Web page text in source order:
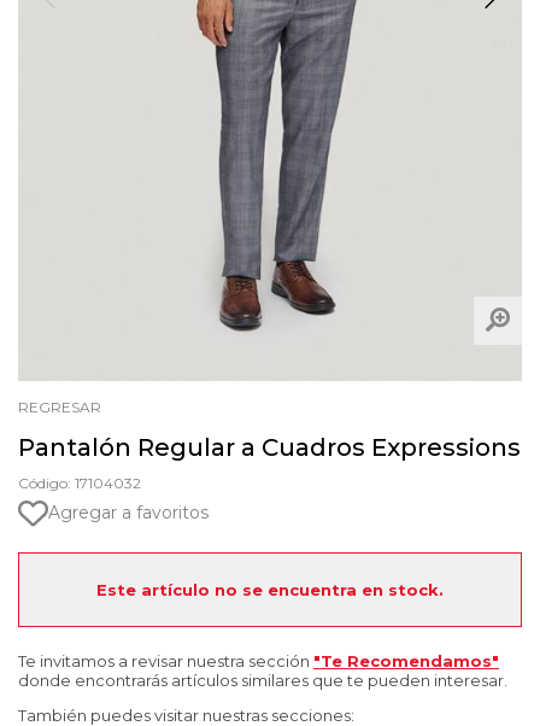
REGRESAR
Pantalón Regular a Cuadros Expressions
Código: 17104032
Agregar a favoritos
Este artículo no se encuentra en stock.
Te invitamos a revisar nuestra sección "Te Recomendamos"
donde encontrarás artículos similares que te pueden interesar.
También puedes visitar nuestras secciones: